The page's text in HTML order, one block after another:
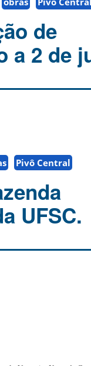
de
a 2 de
Pivô Central
UFSC.